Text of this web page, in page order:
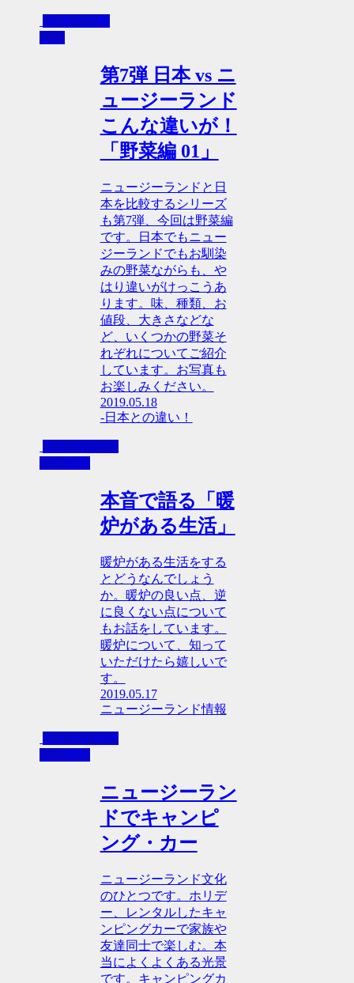
-日本との違
い！
第7弾 日本 vs ニ
ュージーランド
こんな違いが！
「野菜編 01」
ニュージーランドと日
本を比較するシリーズ
も第7弾、今回は野菜編
です。日本でもニュー
ジーランドでもお馴染
みの野菜ながらも、や
はり違いがけっこうあ
ります。味、種類、お
値段、大きさなどな
ど、いくつかの野菜そ
れぞれについてご紹介
しています。お写真も
お楽しみください。
2019.05.18
-日本との違い！
ニュージーラ
ンド情報
本音で語る「暖
炉がある生活」
暖炉がある生活をする
とどうなんでしょう
か。暖炉の良い点、逆
に良くない点について
もお話をしています。
暖炉について、知って
いただけたら嬉しいで
す。
2019.05.17
ニュージーランド情報
ニュージーラ
ンド情報
ニュージーラン
ドでキャンピ
ング・カー
ニュージーランド文化
のひとつです。ホリデ
ー、レンタルしたキャ
ンピングカーで家族や
友達同士で楽しむ。本
当によくよくある光景
です。キャンピングカ